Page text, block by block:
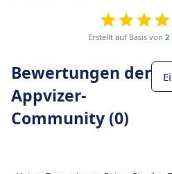
Erstellt auf Basis von 2
Bewertungen der
Appvizer-
Community (0)